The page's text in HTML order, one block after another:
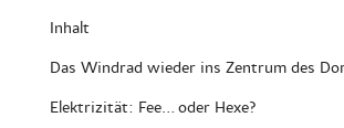
Inhalt
Das Windrad wieder ins Zentrum des
Elektrizität: Fee... oder Hexe?